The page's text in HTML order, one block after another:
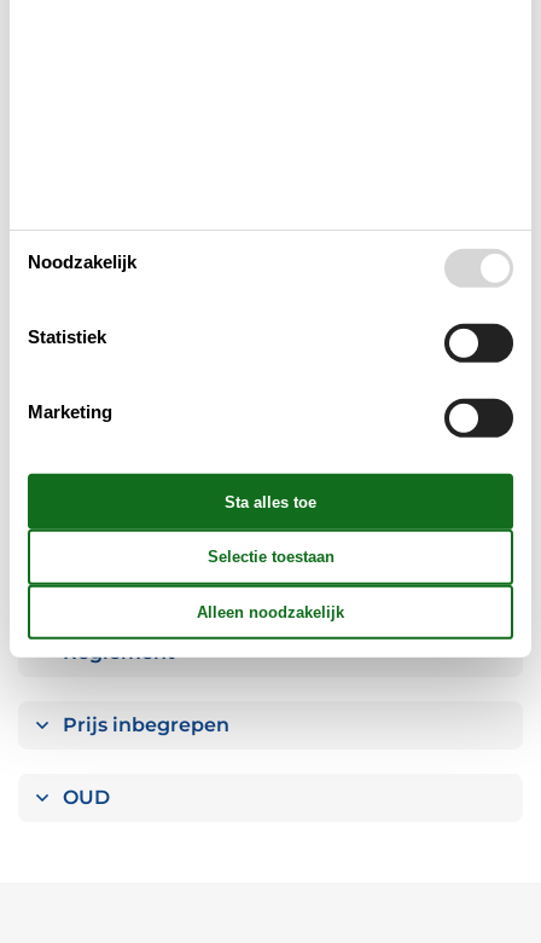
Verschillend
Reglement
Prijs inbegrepen
OUD
Noodzakelijk
Statistiek
Marketing